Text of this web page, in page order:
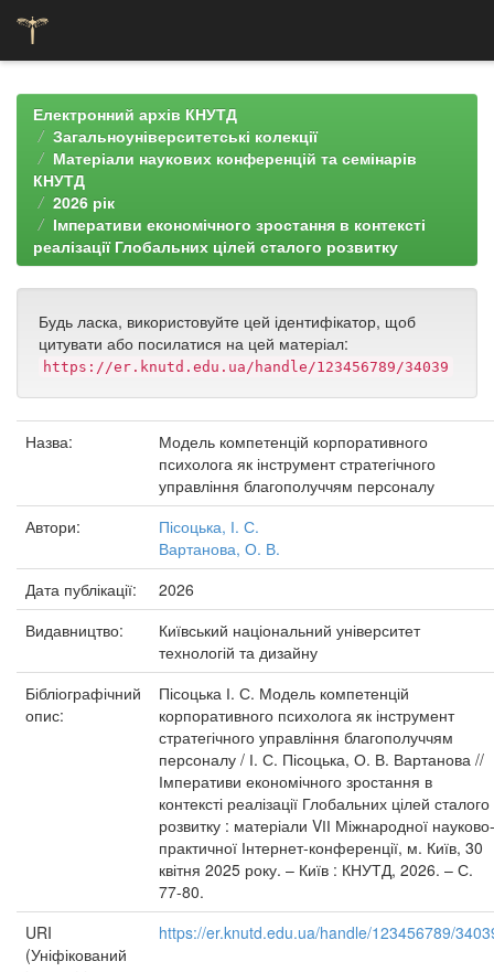
navigationЕлектронний архів КНУТД
Загальноуніверситетські колекції
Матеріали наукових конференцій та семінарів
КНУТД
2026 рік
Імперативи економічного зростання в контексті
реалізації Глобальних цілей сталого розвитку
Будь ласка, використовуйте цей ідентифікатор, щоб
цитувати або посилатися на цей матеріал:
https://er.knutd.edu.ua/handle/123456789/34039
Назва:
Модель компетенцій корпоративного
психолога як інструмент стратегічного
управління благополуччям персоналу
Автори:
Пісоцька, І. С.
Вартанова, О. В.
Дата публікації:
2026
Видавництво:
Київський національний університет
технологій та дизайну
Бібліографічний
опис:
Пісоцька І. С. Модель компетенцій
корпоративного психолога як інструмент
стратегічного управління благополуччям
персоналу / І. С. Пісоцька, О. В. Вартанова //
Імперативи економічного зростання в
контексті реалізації Глобальних цілей сталого
розвитку : матеріали VІІ Міжнародної науково-
практичної Інтернет-конференції, м. Київ, 30
квітня 2025 року. – Київ : КНУТД, 2026. – С.
77-80.
URI
(Уніфікований
https://er.knutd.edu.ua/handle/123456789/